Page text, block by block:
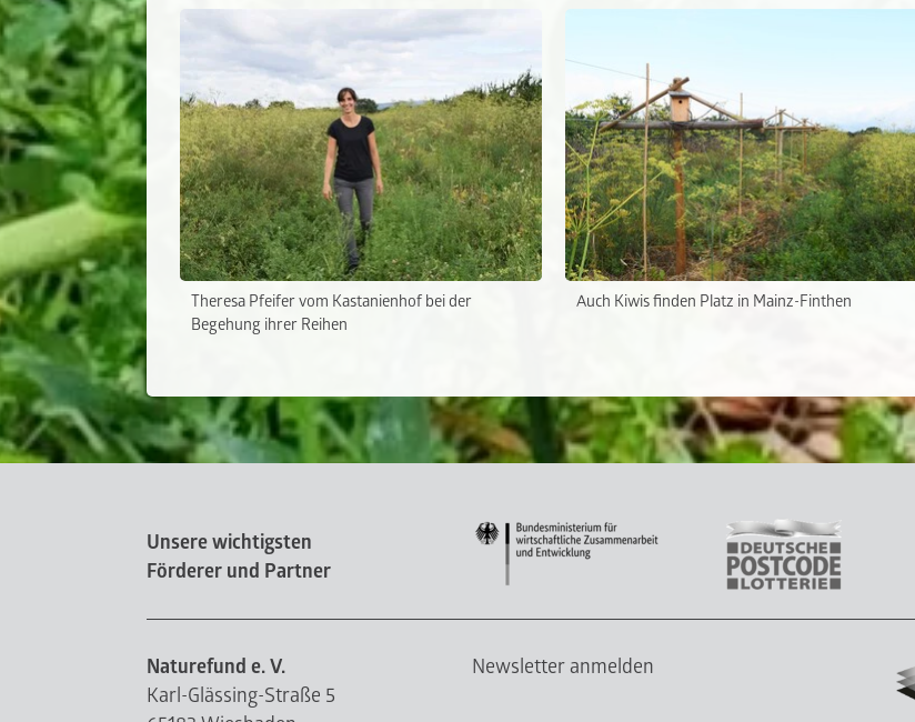
Theresa Pfeifer vom Kastanienhof bei der
Begehung ihrer Reihen
Auch Kiwis finden Platz in Mainz-Finthen
Unsere wichtigsten
Förderer und Partner
Naturefund e. V.
Karl-Glässing-Straße 5
Newsletter anmelden